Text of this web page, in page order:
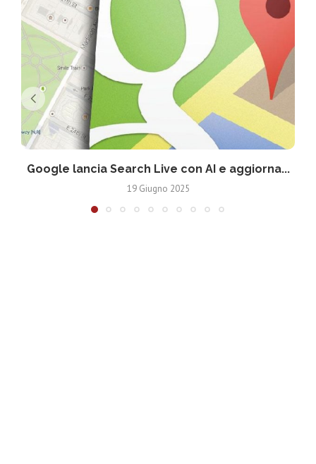
Google lancia Search Live con AI e aggiorna...
19 Giugno 2025